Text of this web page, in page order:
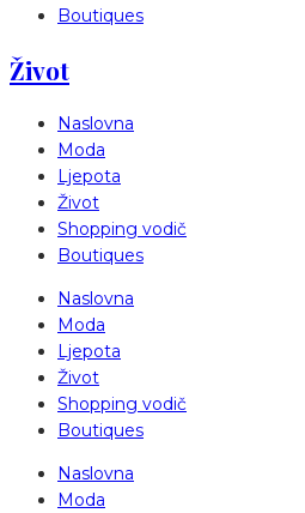
Boutiques
Život
Naslovna
Moda
Ljepota
Život
Shopping vodič
Boutiques
Naslovna
Moda
Ljepota
Život
Shopping vodič
Boutiques
Naslovna
Moda